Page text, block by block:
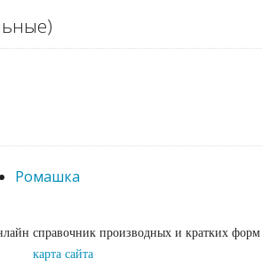
Ромашка
справочник производных и кратких
карта сайта